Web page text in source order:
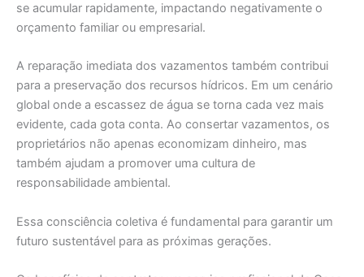
se acumular rapidamente, impactando negativamente o
orçamento familiar ou empresarial.
A reparação imediata dos vazamentos também contribui
para a preservação dos recursos hídricos. Em um cenário
global onde a escassez de água se torna cada vez mais
evidente, cada gota conta. Ao consertar vazamentos, os
proprietários não apenas economizam dinheiro, mas
também ajudam a promover uma cultura de
responsabilidade ambiental.
Essa consciência coletiva é fundamental para garantir um
futuro sustentável para as próximas gerações.